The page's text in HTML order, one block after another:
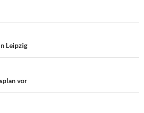
Leipzig
vor